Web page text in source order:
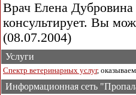
Врач Елена Дубровина
консультирует. Вы
(08.07.2004)
Услуги
Спектр ветеринарных услуг,
Информационная сеть